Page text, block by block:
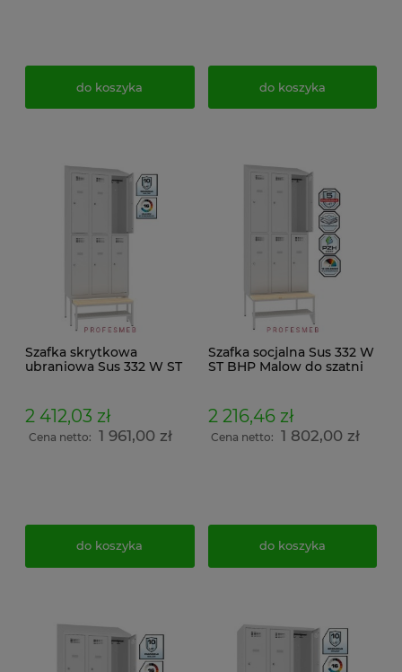
do koszyka do koszyka
Szafka skrytkowa
ubraniowa Sus 332 W ST
wysuwana Pw 331 półka
na buty i daszek wymiar
239x90x74,5cm
2 412,03 zł
Cena netto: 1 961,00 zł
do koszyka
Szafka socjalna Sus 332 W
ST BHP Malow do szatni
ławeczką drewnianą stała
P 333 półką na buty i
daszkiem wymiar
2 216,46 zł
Cena netto: 1 802,00 zł
do koszyka